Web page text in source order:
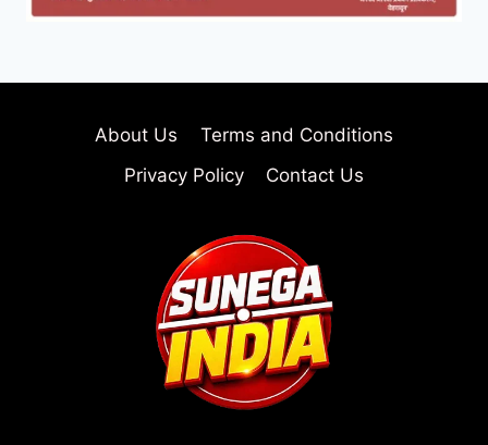
About Us
Terms and Conditions
Privacy Policy
Contact Us